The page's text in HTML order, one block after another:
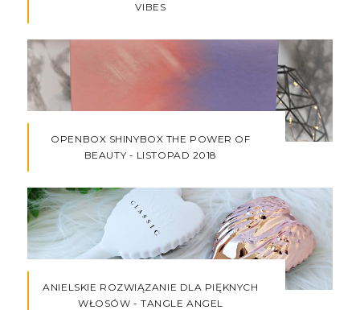
VIBES
OPENBOX SHINYBOX THE POWER OF
BEAUTY - LISTOPAD 2018
ANIELSKIE ROZWIĄZANIE DLA PIĘKNYCH
WŁOSÓW - TANGLE ANGEL